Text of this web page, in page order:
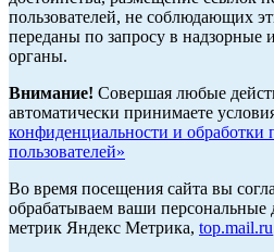
пользователей, не соблюдающих
переданы по запросу в надзорные
органы.
Внимание! Совершая любые
автоматически принимаете
конфиденциальности и обработки
пользователей»
Во время посещения сайта вы
обрабатываем ваши персональные
метрик Яндекс Метрика, top.mail.ru